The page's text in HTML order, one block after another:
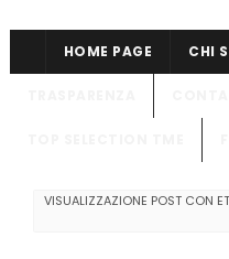
HOME PAGE CHI
VISUALIZZAZIONE POST CON